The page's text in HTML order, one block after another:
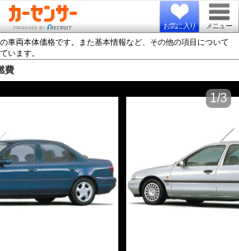
お気に入り メニュー
車両本体価格です。また基本情報など、その他の項目について
います。
費
1/3